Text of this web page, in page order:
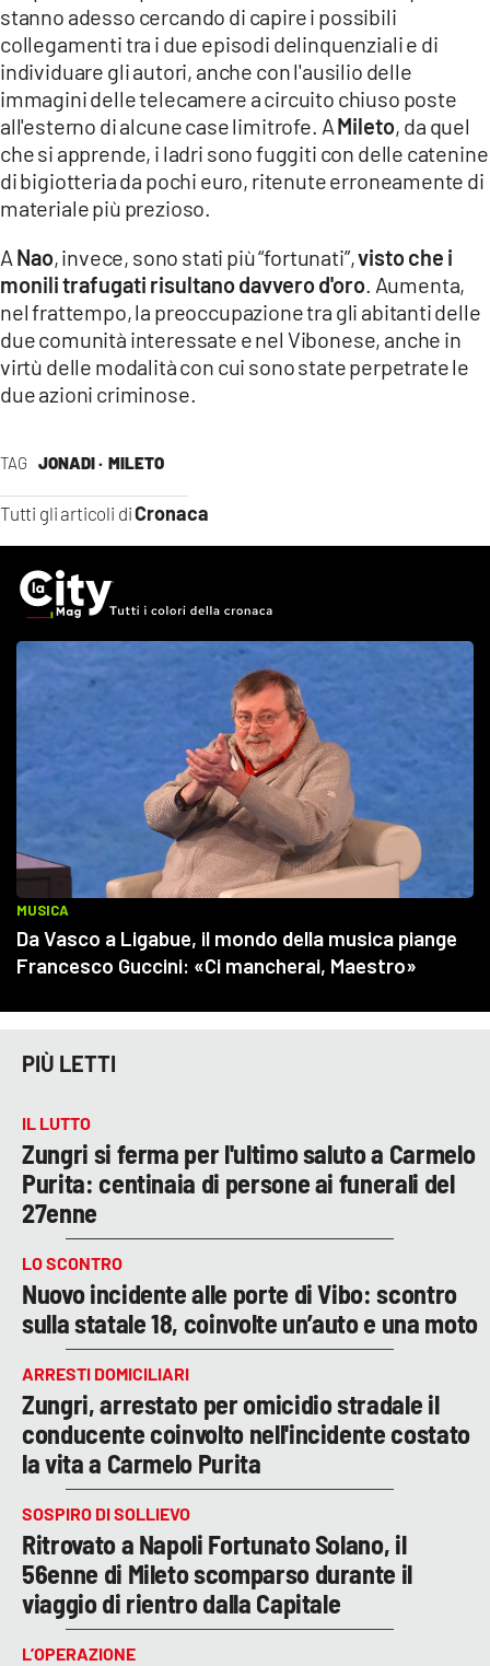
TAG JONADI · MILETO
Tutti gli articoli diCronaca
stanno adesso cercando di capire i possibili
collegamenti tra i due episodi delinquenziali e di
individuare gli autori, anche con l'ausilio delle
immagini delle telecamere a circuito chiuso poste
all'esterno di alcune case limitrofe. AMileto, da quel
che si apprende, i ladri sono fuggiti con delle catenine
di bigiotteria da pochi euro, ritenute erroneamente di
materiale più prezioso.
A Nao, invece, sono stati più “fortunati”,visto che i
monili trafugati risultano davvero d'oro . Aumenta,
nel frattempo, la preoccupazione tra gli abitanti delle
due comunità interessate e nel Vibonese, anche in
virtù delle modalità con cui sono state perpetrate le
due azioni criminose.
PIÙ LETTI
IL LUTTO
Zungri si ferma per l'ultimo saluto a Carmelo
Purita: centinaia di persone ai funerali del
27enne
LO SCONTRO
Nuovo incidente alle porte di Vibo: scontro
sulla statale 18, coinvolte un’auto e una moto
ARRESTI DOMICILIARI
Zungri, arrestato per omicidio stradale il
conducente coinvolto nell'incidente costato
la vita a Carmelo Purita
SOSPIRO DI SOLLIEVO
Ritrovato a Napoli Fortunato Solano, il
56enne di Mileto scomparso durante il
viaggio di rientro dalla Capitale
L’OPERAZIONE